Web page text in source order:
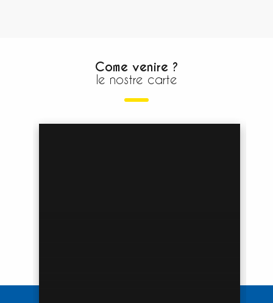
Come venire ?
le nostre carte